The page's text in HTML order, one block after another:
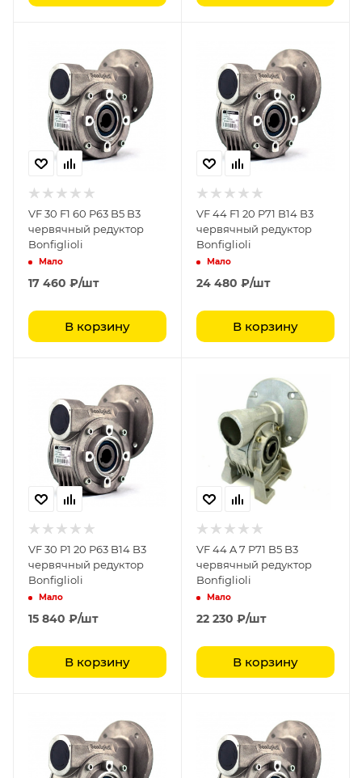
VF 30 F1 60 P63 B5 B3
червячный редуктор
Bonfiglioli
Мало
17 460 ₽/шт
В корзину
VF 44 F1 20 P71 B14 B3
червячный редуктор
Bonfiglioli
Мало
24 480 ₽/шт
В корзину
VF 30 P1 20 P63 B14 B3
червячный редуктор
Bonfiglioli
Мало
15 840 ₽/шт
В корзину
VF 44 A 7 P71 B5 B3
червячный редуктор
Bonfiglioli
Мало
22 230 ₽/шт
В корзину